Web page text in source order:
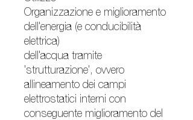
Organizzazione e miglioramento
dell'energia (e conducibilità
elettrica)
dell'acqua tramite
'strutturazione', ovvero
allineamento dei campi
elettrostatici interni con
conseguente miglioramento del